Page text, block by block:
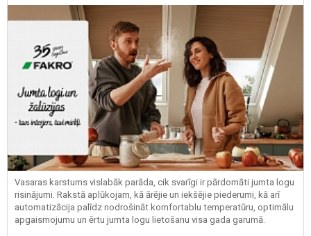
Vasaras karstums vislabāk parāda, cik svarīgi ir pārdomāti jumta logu
risinājumi. Rakstā aplūkojam, kā ārējie un iekšējie piederumi, kā arī
automatizācija palīdz nodrošināt komfortablu temperatūru, optimālu
apgaismojumu un ērtu jumta logu lietošanu visa gada garumā.